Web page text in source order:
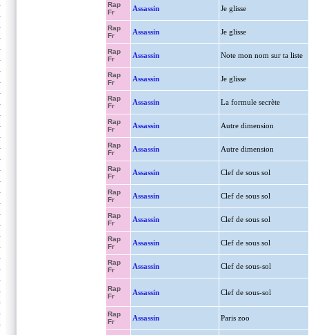
Rap
Fr
Assassin Je glisse
Rap
Fr
Assassin Je glisse
Rap
Fr
Assassin Note mon nom sur ta liste
Rap
Fr
Assassin Je glisse
Rap
Fr
Assassin La formule secrète
Rap
Fr
Assassin Autre dimension
Rap
Fr
Assassin Autre dimension
Rap
Fr
Assassin Clef de sous sol
Rap
Fr
Assassin Clef de sous sol
Rap
Fr
Assassin Clef de sous sol
Rap
Fr
Assassin Clef de sous sol
Rap
Fr
Assassin Clef de sous-sol
Rap
Fr
Assassin Clef de sous-sol
Rap
Fr
Assassin Paris zoo